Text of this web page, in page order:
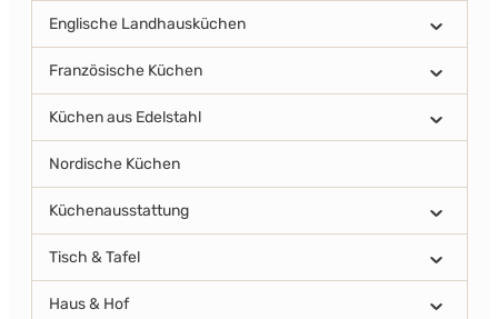
Englische Landhausküchen
Französische Küchen
Küchen aus Edelstahl
Nordische Küchen
Küchenausstattung
Tisch & Tafel
Haus & Hof